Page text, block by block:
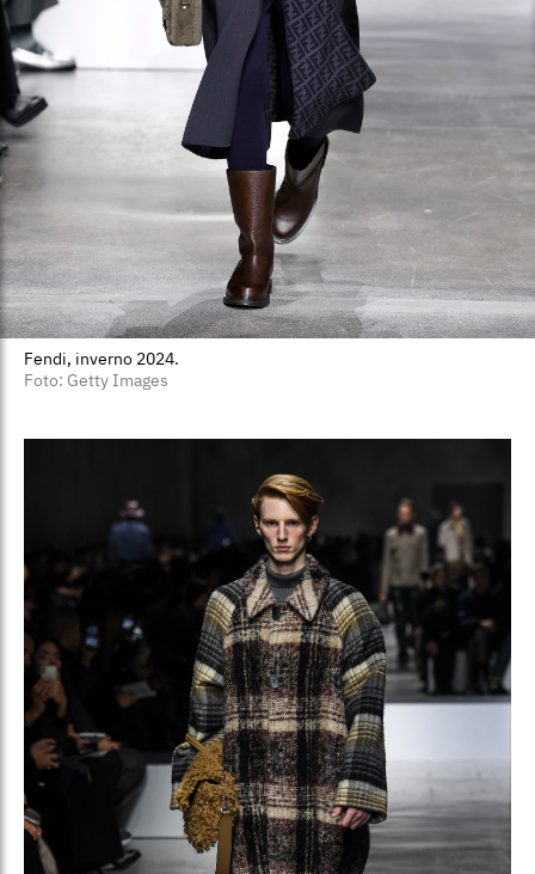
Fendi, inverno 2024.
Foto: Getty Images